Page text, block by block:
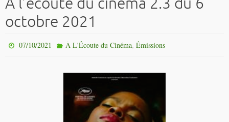
octobre 2021
07/10/2021 À L'Écoute du Cinéma, Émissions